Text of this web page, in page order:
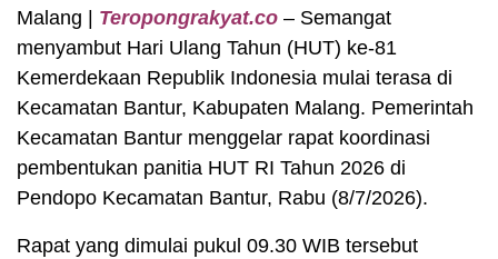
Malang | Teropongrakyat.co – Semangat
menyambut Hari Ulang Tahun (HUT) ke-81
Kemerdekaan Republik Indonesia mulai terasa di
Kecamatan Bantur, Kabupaten Malang. Pemerintah
Kecamatan Bantur menggelar rapat koordinasi
pembentukan panitia HUT RI Tahun 2026 di
Pendopo Kecamatan Bantur, Rabu (8/7/2026).
Rapat yang dimulai pukul 09.30 WIB tersebut